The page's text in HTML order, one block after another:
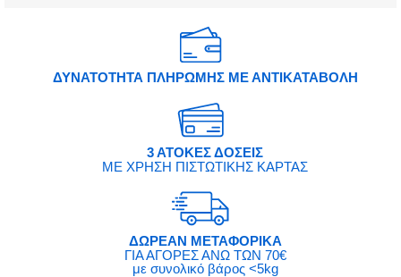
ΔΥΝΑΤΟΤΗΤΑ ΠΛΗΡΩΜΗΣ ΜΕ ΑΝΤΙΚΑΤΑΒΟΛΗ
3 ΑΤΟΚΕΣ ΔΟΣΕΙΣ
ΜΕ ΧΡΗΣΗ ΠΙΣΤΩΤΙΚΗΣ ΚΑΡΤΑΣ
ΔΩΡΕΑΝ ΜΕΤΑΦΟΡΙΚΑ
ΓΙΑ ΑΓΟΡΕΣ ΑΝΩ ΤΩΝ 70€
με συνολικό βάρος <5kg